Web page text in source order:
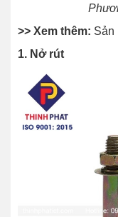
>> Xem thêm: Sản
1. Nở rút